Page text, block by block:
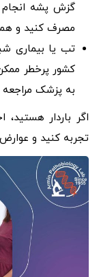
گزش پشه انجام
مصرف کنید و
کشور پرخطر ممکن
به پزشک مراجعه
اگر باردار
تجربه کنید و